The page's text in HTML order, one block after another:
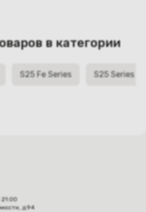
в категории
S25 Fe Series S25 Series
д.94